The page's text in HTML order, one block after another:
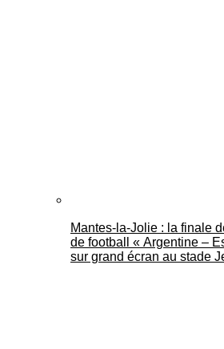
Mantes-la-Jolie : la finale
de football « Argentine –
sur grand écran au stade